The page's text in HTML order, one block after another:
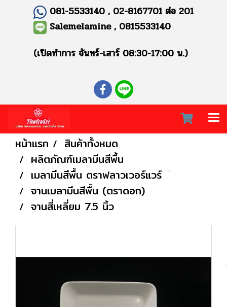
081-5533140 , 02-8167701 ต่อ 201
Salemelamine , 0815533140
(เปิดทำการ จันทร์-เสาร์ 08:30-17:00 น.)
หน้าแรก
สินค้าทั้งหมด
ผลิตภัณฑ์เมลามีนสีพื้น
เมลามีนสีพื้น ตราฟลาวเวอร์แวร์
จานเมลามีนสีพื้น (ตราดอก)
จานสี่เหลี่ยม 7.5 นิ้ว